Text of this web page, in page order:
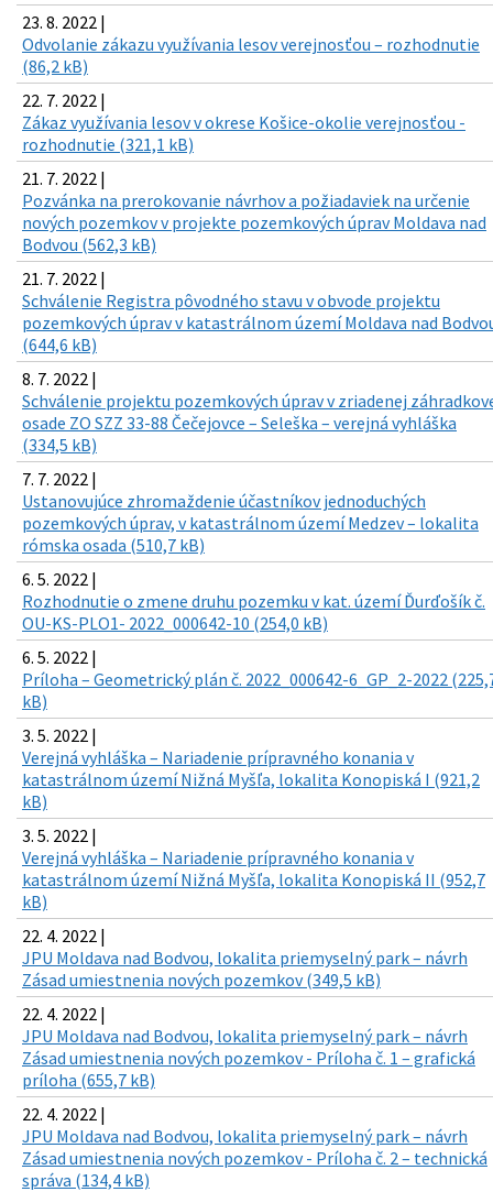
23. 8. 2022 |
Odvolanie zákazu využívania lesov verejnosťou – rozhodnutie
(86,2 kB)
22. 7. 2022 |
Zákaz využívania lesov v okrese Košice-okolie verejnosťou -
rozhodnutie (321,1 kB)
21. 7. 2022 |
Pozvánka na prerokovanie návrhov a požiadaviek na určenie
nových pozemkov v projekte pozemkových úprav Moldava nad
Bodvou (562,3 kB)
21. 7. 2022 |
Schválenie Registra pôvodného stavu v obvode projektu
pozemkových úprav v katastrálnom území Moldava nad
(644,6 kB)
8. 7. 2022 |
Schválenie projektu pozemkových úprav v zriadenej
osade ZO SZZ 33-88 Čečejovce – Seleška – verejná vyhláška
(334,5 kB)
7. 7. 2022 |
Ustanovujúce zhromaždenie účastníkov jednoduchých
pozemkových úprav, v katastrálnom území Medzev – lokalita
rómska osada (510,7 kB)
6. 5. 2022 |
Rozhodnutie o zmene druhu pozemku v kat. území Ďurďošík č.
OU-KS-PLO1- 2022_000642-10 (254,0 kB)
6. 5. 2022 |
Príloha – Geometrický plán č. 2022_000642-6_GP_2-2022
kB)
3. 5. 2022 |
Verejná vyhláška – Nariadenie prípravného konania v
katastrálnom území Nižná Myšľa, lokalita Konopiská I (921,2
kB)
3. 5. 2022 |
Verejná vyhláška – Nariadenie prípravného konania v
katastrálnom území Nižná Myšľa, lokalita Konopiská II (952,7
kB)
22. 4. 2022 |
JPU Moldava nad Bodvou, lokalita priemyselný park – návrh
Zásad umiestnenia nových pozemkov (349,5 kB)
22. 4. 2022 |
JPU Moldava nad Bodvou, lokalita priemyselný park – návrh
Zásad umiestnenia nových pozemkov - Príloha č. 1 – grafická
príloha (655,7 kB)
22. 4. 2022 |
JPU Moldava nad Bodvou, lokalita priemyselný park – návrh
Zásad umiestnenia nových pozemkov - Príloha č. 2 – technická
správa (134,4 kB)